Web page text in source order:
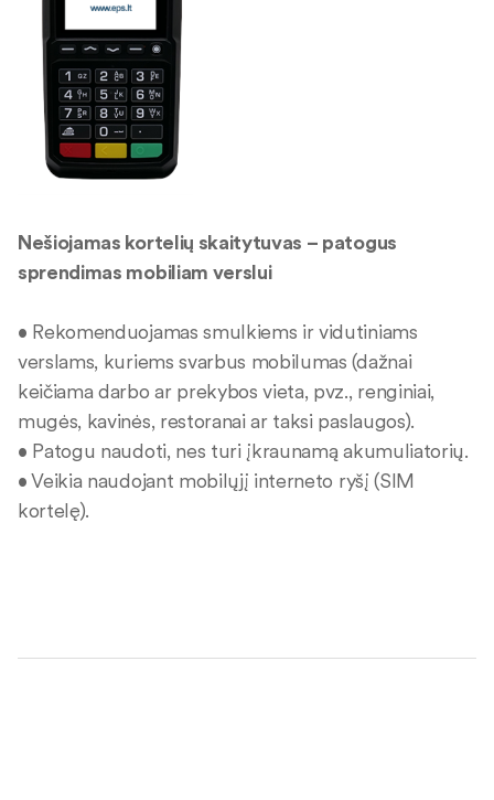
Nešiojamas kortelių skaitytuvas – patogus
sprendimas mobiliam verslui
• Rekomenduojamas smulkiems ir vidutiniams
verslams, kuriems svarbus mobilumas (dažnai
keičiama darbo ar prekybos vieta, pvz., renginiai,
mugės, kavinės, restoranai ar taksi paslaugos).
• Patogu naudoti, nes turi įkraunamą akumuliatorių.
• Veikia naudojant mobilųjį interneto ryšį (SIM
kortelę).